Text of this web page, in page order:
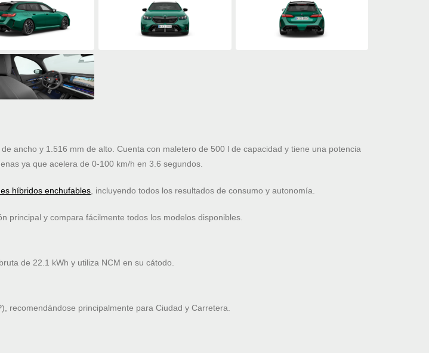
ancho y 1.516 mm de alto. Cuenta con maletero de 500 l de capacidad y tiene una potencia
ya que acelera de 0-100 km/h en 3.6 segundos.
híbridos enchufables , incluyendo todos los resultados de consumo y autonomía.
principal y compara fácilmente todos los modelos disponibles.
de 22.1 kWh y utiliza NCM en su cátodo.
recomendándose principalmente para Ciudad y Carretera.